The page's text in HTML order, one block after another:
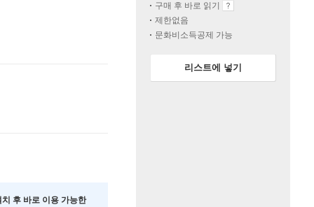
후 바로 이용 가능한
구매 후 바로 읽기
제한없음
문화비소득공제 가능
리스트에 넣기